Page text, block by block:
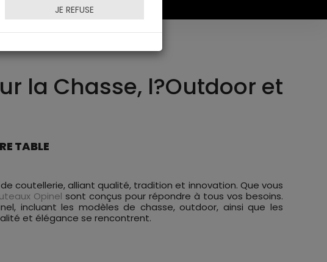
la Chasse, l?Outdoor et
TABLE
coutellerie, alliant qualité, tradition et innovation. Que vous
Opinel sont conçus pour répondre à tous vos besoins.
incluant les modèles de chasse, outdoor, ainsi que les
et élégance se rencontrent.
JE REFUSE